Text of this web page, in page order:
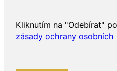
Kliknutím na "Odebírat"
zásady ochrany osobních